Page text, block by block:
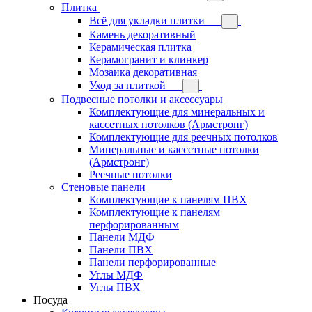
Плитка
Всё для укладки плитки
Камень декоративный
Керамическая плитка
Керамогранит и клинкер
Мозаика декоративная
Уход за плиткой
Подвесные потолки и аксессуары
Комплектующие для минеральных и
кассетных потолков (Армстронг)
Комплектующие для реечных потолков
Минеральные и кассетные потолки
(Армстронг)
Реечные потолки
Стеновые панели
Комплектующие к панелям ПВХ
Комплектующие к панелям
перфорированным
Панели МДФ
Панели ПВХ
Панели перфорированные
Углы МДФ
Углы ПВХ
Посуда